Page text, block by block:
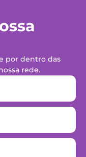
por dentro das
rede.